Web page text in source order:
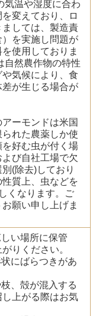
気温や湿度に合わ
変えており、ロ
しては、製造責
を実施し問題が
使用しておりま
自然農作物の特性
や気候により、食
が生じる場合が
ーモンドは米国
れた農薬しか使
好む虫が付く場
び自社工場で欠
(除去)しており
質上、虫などを
くなります。ご
願い申し上げま
い場所に保管
りください。
にばらつきがあ
、殻が混入する
上がる際はお気